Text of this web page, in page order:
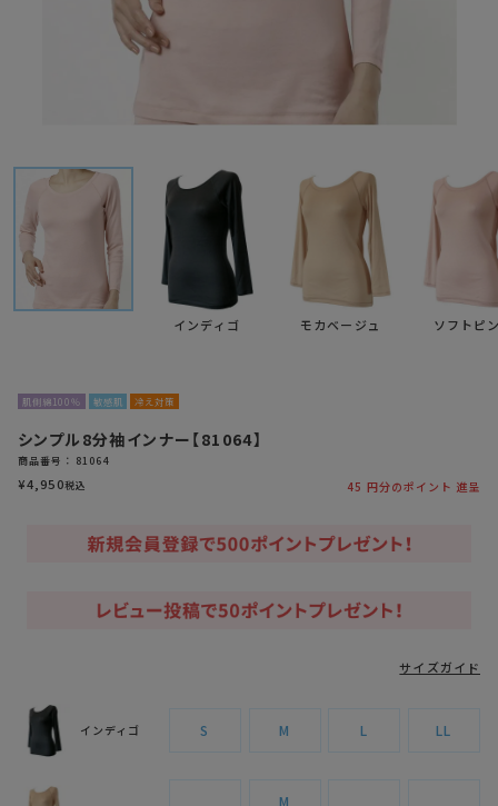
インディゴ モカベージュ ソフトピ
肌側綿100％ 敏感肌 冷え対策
シンプル8分袖インナー【81064】
商品番号 81064
¥4,950税込 45 円分のポイント 進呈
サイズガイド
インディゴ S M L LL
M